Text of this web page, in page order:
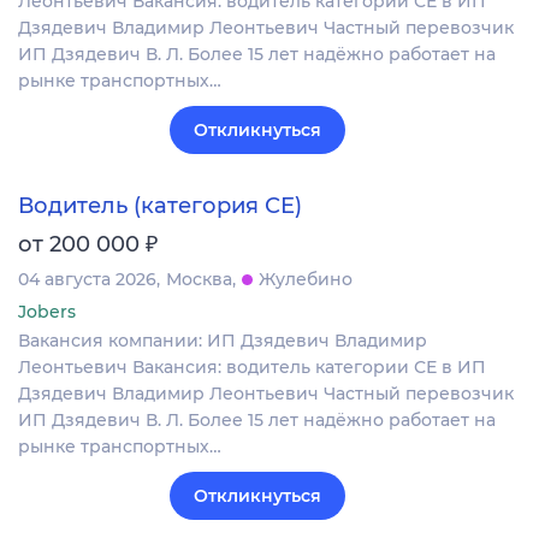
Дзядевич Владимир Леонтьевич Частный перевозчик
ИП Дзядевич В. Л. Более 15 лет надёжно работает на
рынке транспортных…
Откликнуться
Водитель (категория СЕ)
от 200 000 ₽
04 августа 2026 Москва
Жулебино
Jobers
Вакансия компании: ИП Дзядевич Владимир
Леонтьевич Вакансия: водитель категории СЕ в ИП
Дзядевич Владимир Леонтьевич Частный перевозчик
ИП Дзядевич В. Л. Более 15 лет надёжно работает на
рынке транспортных…
Откликнуться